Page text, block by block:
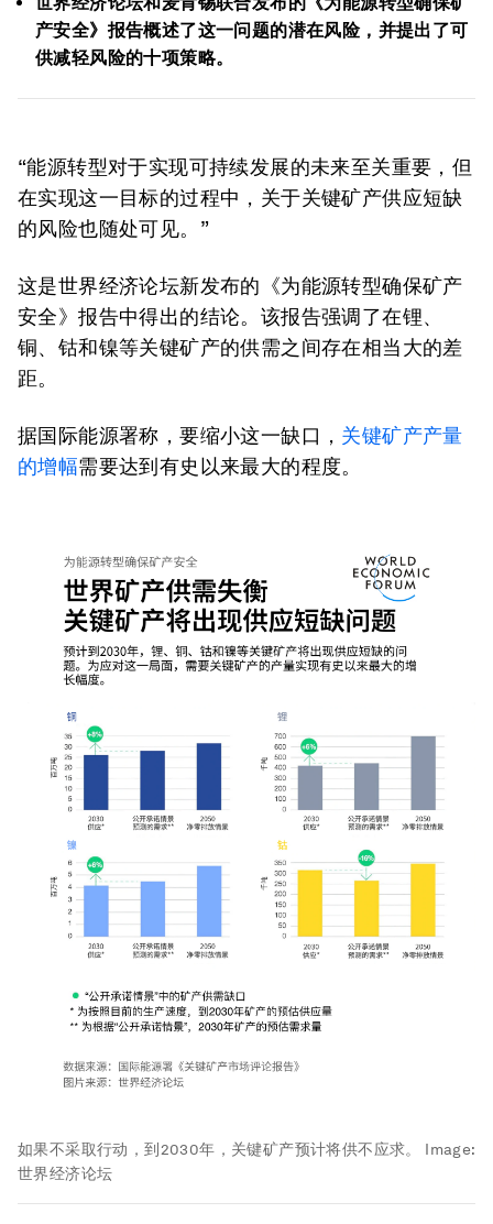
产安全》报告概述了这一问题的潜在风险，并提出了可
供减轻风险的十项策略。
“能源转型对于实现可持续发展的未来至关重要，但
在实现这一目标的过程中，关于关键矿产供应短缺
的风险也随处可见。”
这是世界经济论坛新发布的《为能源转型确保矿产
安全》报告中得出的结论。该报告强调了在锂、
铜、钴和镍等关键矿产的供需之间存在相当大的差
距。
据国际能源署称，要缩小这一缺口， 关键矿产产量
的增幅需要达到有史以来最大的程度。
如果不采取行动，到2030年，关键矿产预计将供不应求。
Image:
世界经济论坛